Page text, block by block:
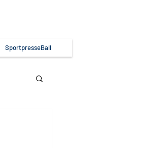
SportpresseBall